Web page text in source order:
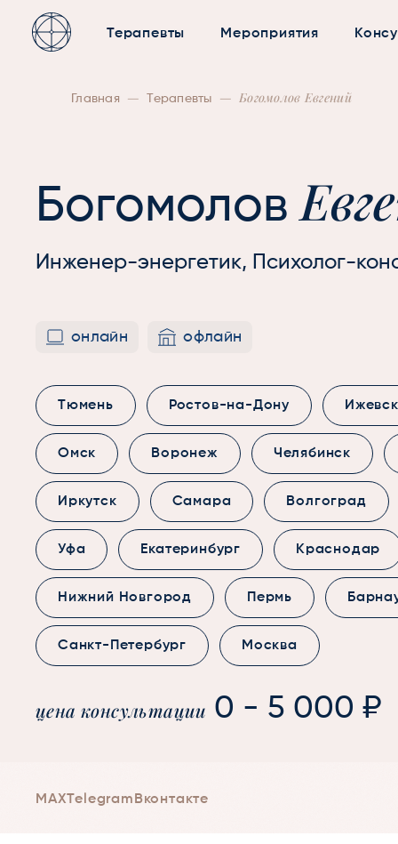
Терапевты Мероприятия
Главная — Терапевты — Богомолов Евгений
Богомолов
Инженер-энергетик, Психолог-
онлайн офлайн
Тюмень Ростов-на-Дону Ижевск
Омск Воронеж Челябинск
Иркутск Самара Волгоград
Уфа Екатеринбург Краснодар
Нижний Новгород Пермь
Санкт-Петербург Москва
цена консультации 0 - 5 000 ₽
MAXTelegram Вконтакте